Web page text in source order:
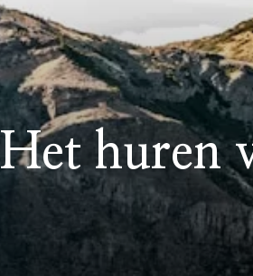
Het huren